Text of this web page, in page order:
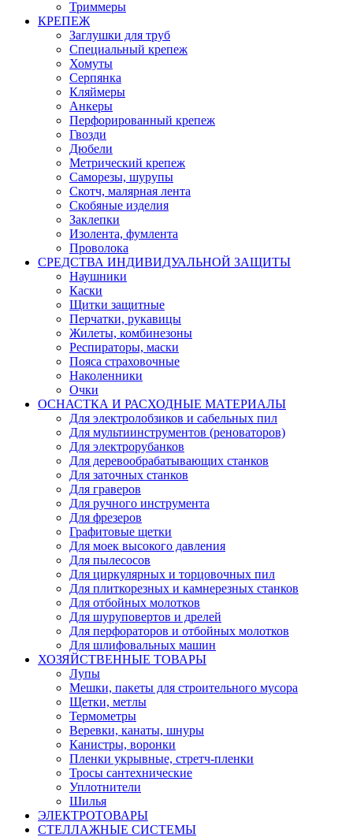
Триммеры
КРЕПЕЖ
Заглушки для труб
Специальный крепеж
Хомуты
Серпянка
Кляймеры
Анкеры
Перфорированный крепеж
Гвозди
Дюбели
Метрический крепеж
Саморезы, шурупы
Скотч, малярная лента
Скобяные изделия
Заклепки
Изолента, фумлента
Проволока
СРЕДСТВА ИНДИВИДУАЛЬНОЙ ЗАЩИТЫ
Наушники
Каски
Щитки защитные
Перчатки, рукавицы
Жилеты, комбинезоны
Респираторы, маски
Пояса страховочные
Наколенники
Очки
ОСНАСТКА И РАСХОДНЫЕ МАТЕРИАЛЫ
Для электролобзиков и сабельных пил
Для мультиинструментов (реноваторов)
Для электрорубанков
Для деревообрабатывающих станков
Для заточных станков
Для граверов
Для ручного инструмента
Для фрезеров
Графитовые щетки
Для моек высокого давления
Для пылесосов
Для циркулярных и торцовочных пил
Для плиткорезных и камнерезных станков
Для отбойных молотков
Для шуруповертов и дрелей
Для перфораторов и отбойных молотков
Для шлифовальных машин
ХОЗЯЙСТВЕННЫЕ ТОВАРЫ
Лупы
Мешки, пакеты для строительного мусора
Щетки, метлы
Термометры
Веревки, канаты, шнуры
Канистры, воронки
Пленки укрывные, стретч-пленки
Тросы сантехнические
Уплотнители
Шилья
ЭЛЕКТРОТОВАРЫ
СТЕЛЛАЖНЫЕ СИСТЕМЫ